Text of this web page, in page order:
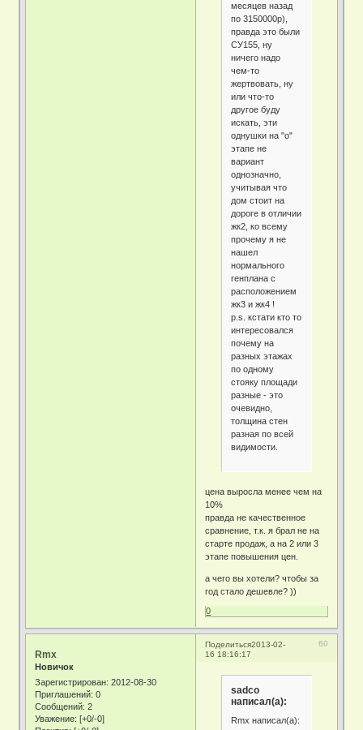
месяцев назад
по 3150000р),
правда это были
СУ155, ну
ничего надо
чем-то
жертвовать, ну
или что-то
другое буду
искать, эти
однушки на "о"
этапе не
вариант
однозначно,
учитывая что
дом стоит на
дороге в отличии
жк2, ко всему
прочему я не
нашел
нормального
генплана с
расположением
жк3 и жк4 !
p.s. кстати кто то
интересовался
почему на
разных этажах
по одному
стояку площади
разные - это
очевидно,
толщина стен
разная по всей
видимости.
цена выросла менее чем на
10%
правда не качественное
сравнение, т.к. я брал не на
старте продаж, а на 2 или 3
этапе повышения цен.
а чего вы хотели? чтобы за
год стало дешевле? ))
0
Поделиться 60
2013-02-
16 18:16:17
Rmx
Новичок
Зарегистрирован: 2012-08-30
Приглашений: 0
Сообщений: 2
Уважение: [+0/-0]
sadco
написал(а):
Rmx написал(а):